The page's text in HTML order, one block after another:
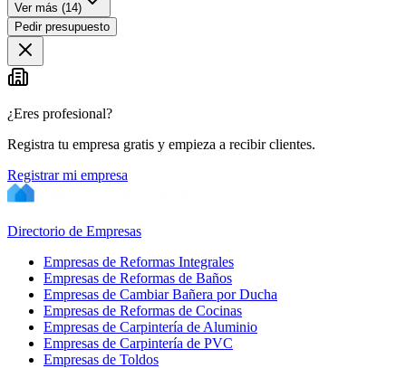
Ver más (14)
Pedir presupuesto
¿Eres profesional?
Registra tu empresa gratis y empieza a recibir clientes.
Registrar mi empresa
Directorio de Empresas
Empresas de Reformas Integrales
Empresas de Reformas de Baños
Empresas de Cambiar Bañera por Ducha
Empresas de Reformas de Cocinas
Empresas de Carpintería de Aluminio
Empresas de Carpintería de PVC
Empresas de Toldos